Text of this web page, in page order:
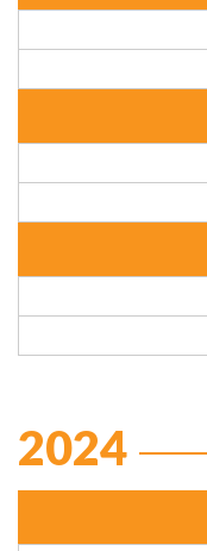
2024